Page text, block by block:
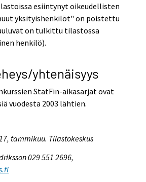
esiintynyt oikeudellisten
yksityishenkilöt" on poistettu
on tulkittu tilastossa
henkilö).
yhtenäisyys
StatFin-aikasarjat ovat
vuodesta 2003 lähtien.
tammikuu. Tilastokeskus
029 551 2696,